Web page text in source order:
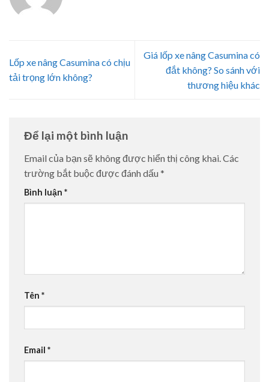
Lốp xe nâng Casumina có chịu
tải trọng lớn không?
Giá lốp xe nâng Casumina có
đắt không? So sánh với
thương hiệu khác
Để lại một bình luận
Email của bạn sẽ không được hiển thị công khai. Các
trường bắt buộc được đánh dấu *
Bình luận *
Tên *
Email *